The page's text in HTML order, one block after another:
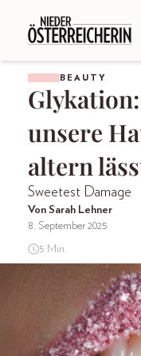
BEAUTY
unsere
altern
Sweetest Damage
Von Sarah Lehner
8. September 2025
5 Min.